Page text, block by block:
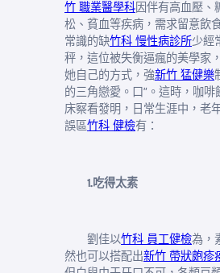
竹 職業醫學科因伴有高血壓、
松、貧血等疾病，需求留意飲
常識的缺竹科 慢性病診所少經
秤，這位被失衡逼瘋的美學家
她自己的方式，強新竹 猛健樂
的三角戀愛。口”。這時，咖
床察看發明，日常生涯中，老
誤區竹科 健檢有：
1.吃得太素
劉佳以竹科 員工健檢為，
然也可以搭配出新竹 帶狀皰疹